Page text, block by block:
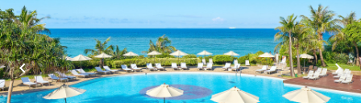
楽しめるバイキング
※「幼児（食事・ベッドなし）」でご予約の4歳以上の方
のご朝食は500円を頂きます。レストランにてご精算くだ
さい。
※レストラン及び一部の館内施設の営業時間等を変更させ